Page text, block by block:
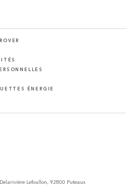
ÉNERGIE
Lefoullon, 92800 Puteaux